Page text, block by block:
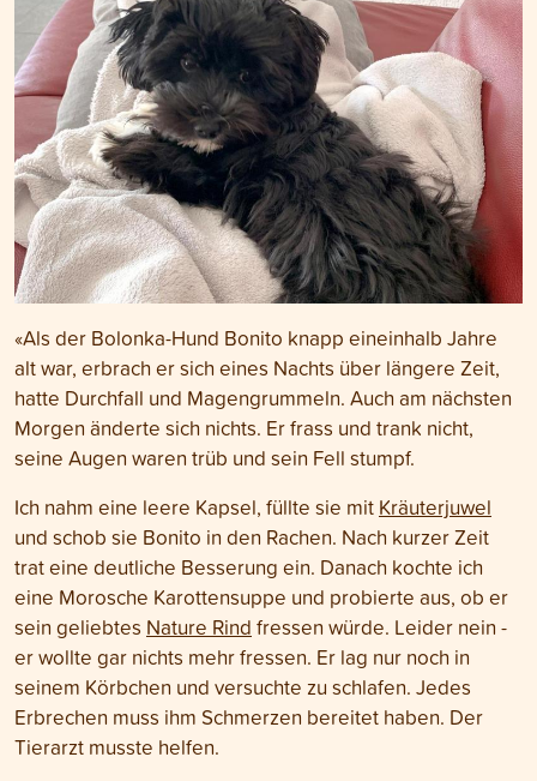
«Als der Bolonka-Hund Bonito knapp eineinhalb Jahre
alt war, erbrach er sich eines Nachts über längere Zeit,
hatte Durchfall und Magengrummeln. Auch am nächsten
Morgen änderte sich nichts. Er frass und trank nicht,
seine Augen waren trüb und sein Fell stumpf.
Ich nahm eine leere Kapsel, füllte sie mit Kräuterjuwel
und schob sie Bonito in den Rachen. Nach kurzer Zeit
trat eine deutliche Besserung ein. Danach kochte ich
eine Morosche Karottensuppe und probierte aus, ob er
sein geliebtes Nature Rind fressen würde. Leider nein -
er wollte gar nichts mehr fressen. Er lag nur noch in
seinem Körbchen und versuchte zu schlafen. Jedes
Erbrechen muss ihm Schmerzen bereitet haben. Der
Tierarzt musste helfen.